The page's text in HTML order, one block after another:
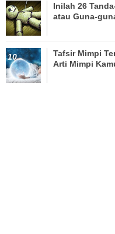
Inilah 26
atau Guna-
Tafsir Mimpi
Arti Mimpi